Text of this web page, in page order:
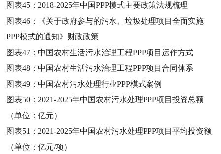
图表45： 2018-2025年中国PPP模式主要政策法规梳理
图表46：
《关于政府参与的污水、垃圾处理项目全面实施
PPP模式的通知》财政政策
图表47：中国农村生活污水治理工程PPP项目运作方式
图表48：中国农村生活污水治理工程PPP项目合同体系
图表49：中国农村污水处理行业PPP模式案例
图表50： 2021-2025年中国农村污水处理PPP项目投资总额
（单位：亿元）
图表51： 2021-2025年中国农村污水处理PPP项目平均投资额
（单位：亿元/项）